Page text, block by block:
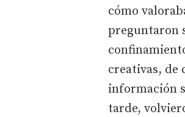
cómo
preguntaron
creativas, de
información
tarde,